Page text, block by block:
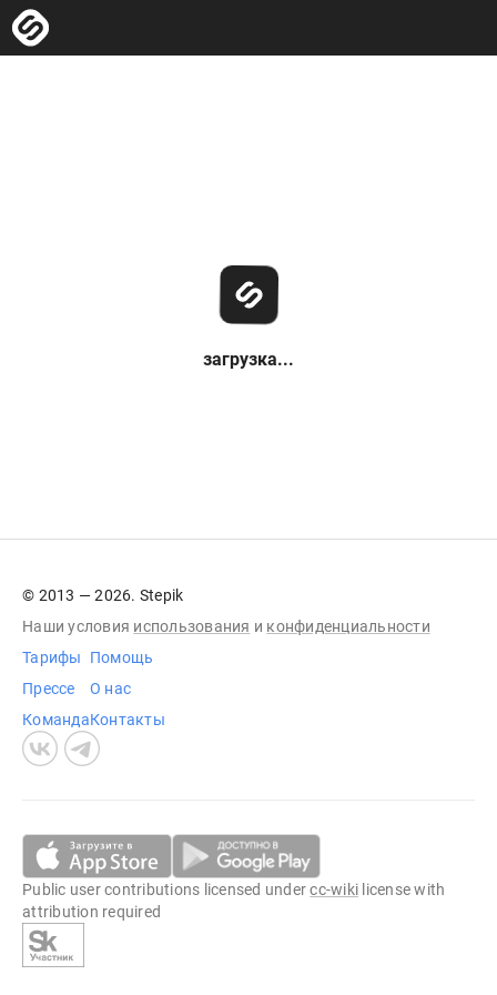
загрузка...
© 2013 — 2026. Stepik
Наши условия использования и конфиденциальности
Тарифы
Прессе
Команда
Помощь
О нас
Контакты
Public user contributions licensed undercc-wiki license with
attribution required